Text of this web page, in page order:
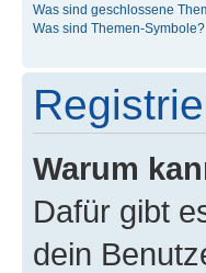
Was sind geschlossene
Was sind Themen-Symbole?
Warum
Dafür gibt
dein